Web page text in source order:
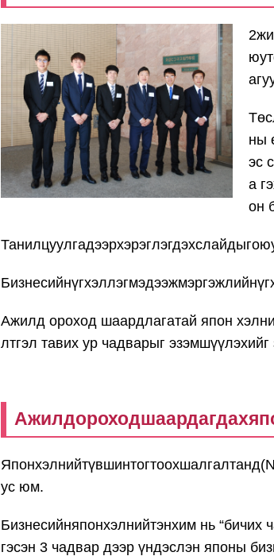
ны
эс
а
он
Ажилд ороход шаардлагатай япон
лтгэл тавих ур чадварыг эзэмшүүлэхийг
ус юм.
Бизнесийняпонхэлнийтэнхим нь “бичих
гэсэн 3 чадвар дээр үндэслэн японы